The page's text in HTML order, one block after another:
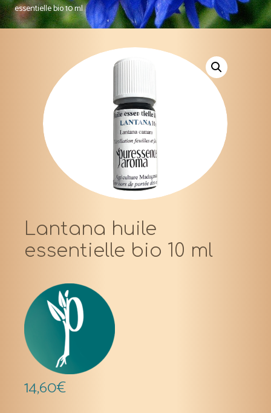
essentielle bio 10 ml
Lantana huile
essentielle bio 10 ml
14,60€